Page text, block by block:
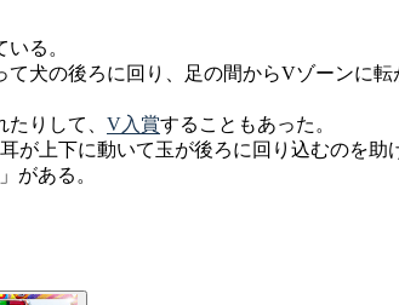
る。
て犬の後ろに回り、足の間からVゾーンに転
りして、 V入賞することもあった。
が上下に動いて玉が後ろに回り込むのを助
がある。